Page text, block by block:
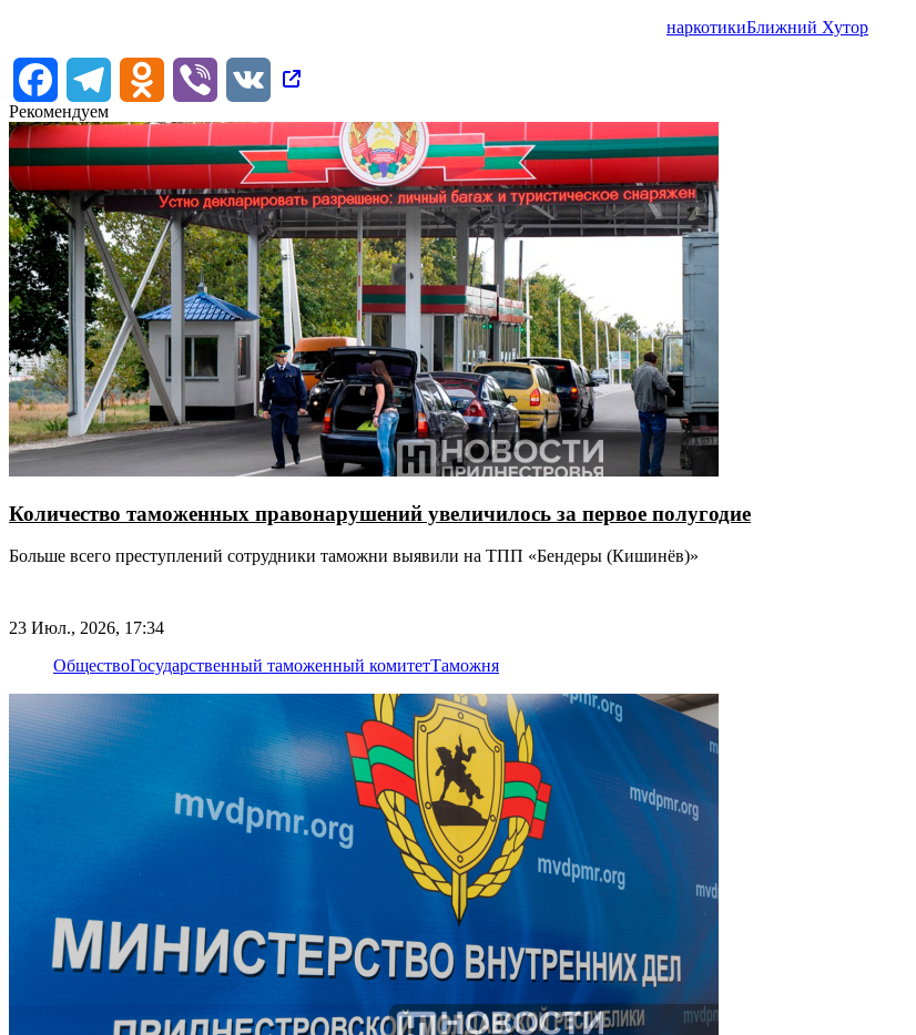
наркотикиБлижний Хутор
FacebookTelegram Odnoklassniki
Viber
VK
Рекомендуем
Количество таможенных правонарушений увеличилось за первое полугодие
Больше всего преступлений сотрудники таможни выявили на ТПП «Бендеры (Кишинёв)»
23 Июл., 2026, 17:34
ОбществоГосударственный таможенный комитетТаможня